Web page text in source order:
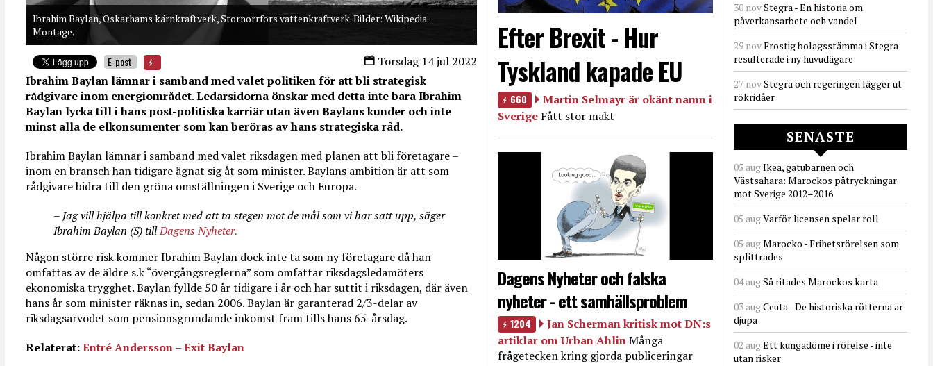
Ibrahim Baylan, Oskarhams kärnkraftverk, Stornorrfors vattenkraftverk. Bilder: Wikipedia.
Montage.
Torsdag 14 jul 2022
E-post
Ibrahim Baylan lämnar i samband med valet politiken för att bli strategisk
rådgivare inom energiområdet. Ledarsidorna önskar med detta inte bara Ibrahim
Baylan lycka till i hans post-politiska karriär utan även Baylans kunder och inte
minst alla de elkonsumenter som kan beröras av hans strategiska råd.
Ibrahim Baylan lämnar i samband med valet riksdagen med planen att bli företagare –
inom en bransch han tidigare ägnat sig åt som minister. Baylans ambition är att som
rådgivare bidra till den gröna omställningen i Sverige och Europa.
– Jag vill hjälpa till konkret med att ta stegen mot de mål som vi har satt upp, säger
Ibrahim Baylan (S) tillDagens Nyheter.
Någon större risk kommer Ibrahim Baylan dock inte ta som ny företagare då han
omfattas av de äldre s.k “övergångsreglerna” som omfattar riksdagsledamöters
ekonomiska trygghet. Baylan fyllde 50 år tidigare i år och har suttit i riksdagen, där även
hans år som minister räknas in, sedan 2006. Baylan är garanterad 2/3-delar av
riksdagsarvodet som pensionsgrundande inkomst fram tills hans 65-årsdag.
Relaterat:Entré Andersson – Exit Baylan
Efter Brexit - Hur
Tyskland kapade EU
660
Martin Selmayr är okänt namn i
Sverige Fått stor makt
Dagens Nyheter och falska
nyheter - ett samhällsproblem
1204
Jan Scherman kritisk mot DN:s
artiklar om Urban AhlinMånga
frågetecken kring gjorda publiceringar
30 novStegra - En historia om
påverkansarbete och vandel
29 novFrostig bolagsstämma i Stegra
resulterade i ny huvudägare
27 novStegra och regeringen lägger ut
rökridåer
SENASTE
05 augIkea, gatubarnen och
Västsahara: Marockos påtryckningar
mot Sverige 2012–2016
05 augVarför licensen spelar roll
05 augMarocko - Frihetsrörelsen som
splittrades
04 augSå ritades Marockos karta
03 augCeuta - De historiska rötterna är
djupa
02 augEtt kungadöme i rörelse - inte
utan risker